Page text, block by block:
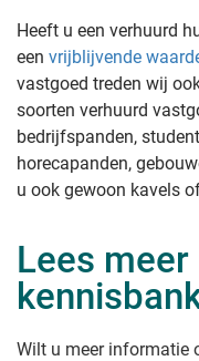
Heeft u een verhuurd
een vrijblijvende
vastgoed treden wij
soorten verhuurd
bedrijfspanden,
horecapanden,
u ook gewoon kavels
Lees meer
Wilt u meer informatie